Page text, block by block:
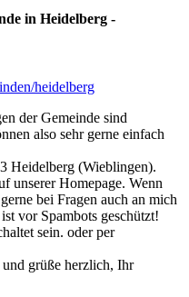
in Heidelberg -
heidelberg
der Gemeinde sind
also sehr gerne einfach
Heidelberg (Wieblingen).
unserer Homepage. Wenn
bei Fragen auch an mich
vor Spambots geschützt!
sein. oder per
grüße herzlich, Ihr